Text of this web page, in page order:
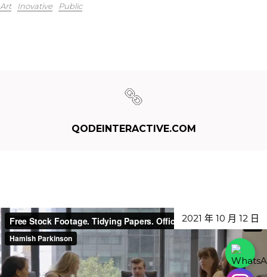
Art Inovative Public
QODEINTERACTIVE.COM
2021 年 10 月 12 日